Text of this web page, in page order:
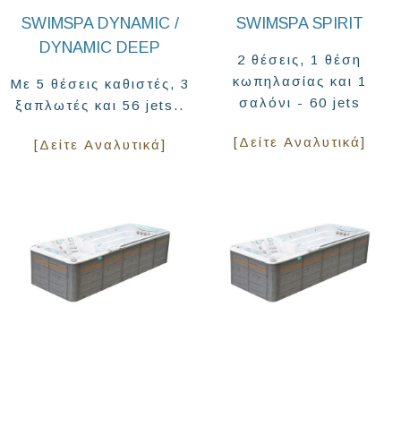
SWIMSPA DYNAMIC /
DYNAMIC DEEP
Με 5 θέσεις καθιστές, 3
ξαπλωτές και 56 jets..
[Δείτε Αναλυτικά]
SWIMSPA SPIRIT
2 θέσεις, 1 θέση
κωπηλασίας και 1
σαλόνι - 60 jets
[Δείτε Αναλυτικά]